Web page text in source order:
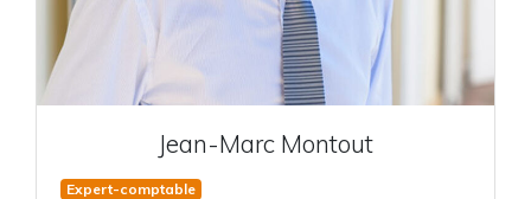
Jean-Marc Montout
Expert-comptable